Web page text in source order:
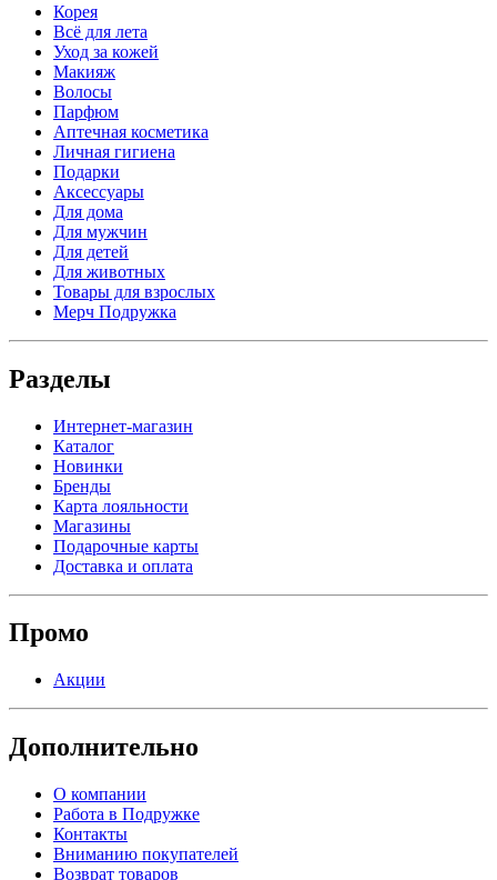
Корея
Всё для лета
Уход за кожей
Макияж
Волосы
Парфюм
Аптечная косметика
Личная гигиена
Подарки
Аксессуары
Для дома
Для мужчин
Для детей
Для животных
Товары для взрослых
Мерч Подружка
Разделы
Интернет-магазин
Каталог
Новинки
Бренды
Карта лояльности
Магазины
Подарочные карты
Доставка и оплата
Промо
Акции
Дополнительно
О компании
Работа в Подружке
Контакты
Вниманию покупателей
Возврат товаров